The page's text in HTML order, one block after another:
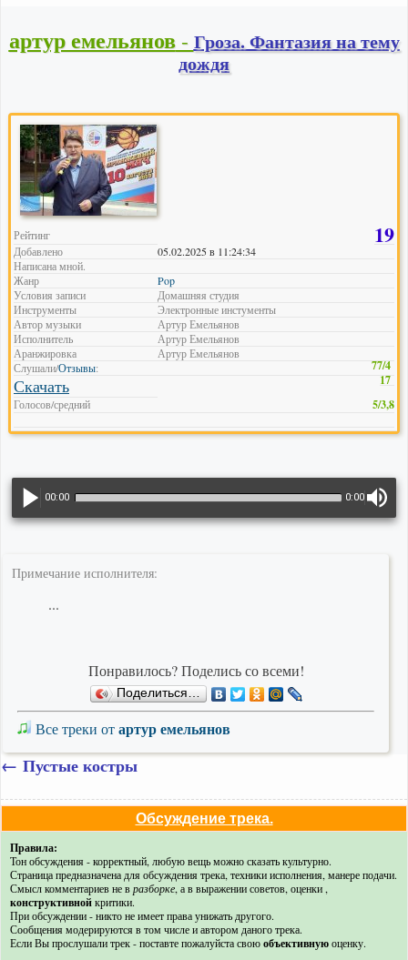
артур емельянов- Гроза. Фантазия на тему
дождя
Рейтинг 19
Добавлено
05.02.2025 в 11:24:34
Написана мной.
Жанр
Pop
Условия записи
Домашняя студия
Инструменты
Электронные инстументы
Автор музыки
Артур Емельянов
Исполнитель
Артур Емельянов
Аранжировка
Артур Емельянов
Слушали/Отзывы: 77/4
Скачать 17
Голосов/средний 5/3,8
00:00 0:00
Примечание исполнителя:
...
Понравилось? Поделись со всеми!
Поделиться…
Все треки отартур емельянов
← Пустые костры
Обсуждение трека.
Правила:
Тон обсуждения - корректный, любую вещь можно сказать культурно.
Страница предназначена для обсуждения трека, техники исполнения, манере подачи.
Смысл комментариев не вразборке, а в выражении советов, оценки ,
конструктивнойкритики.
При обсуждении - никто не имеет права унижать другого.
Сообщения модерируются в том числе и автором даного трека.
Если Вы прослушали трек - поставте пожалуйста своюобъективнуюоценку.